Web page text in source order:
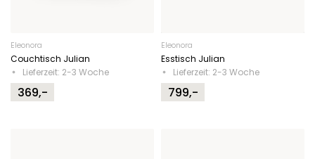
Eleonora
Couchtisch Julian
Lieferzeit: 2-3 Woche
369,-
Eleonora
Esstisch Julian
Lieferzeit: 2-3 Woche
799,-